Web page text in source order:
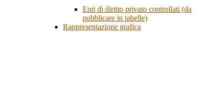
Enti di diritto privato controllati (da
pubblicare in tabelle)
Rappresentazione grafica